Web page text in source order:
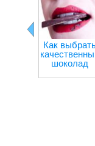
Как
шоколад